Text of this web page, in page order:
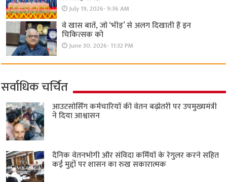
July 19, 2026- 9:36 AM
वे खास बातें, जो ‘भीड़’ से अलग दिखाती हैं इन
चिकित्सक को
June 30, 2026- 11:32 PM
सर्वाधिक चर्चित
आउटसोर्सिंग कर्मचारियों की वेतन बढ़ोतरी पर उपमुख्यमंत्री
ने दिया आश्वासन
दैनिक वेतनभोगी और संविदा कर्मियों के रेगुलर करने सहित
कई मुद्दों पर शासन का रुख सकारात्मक